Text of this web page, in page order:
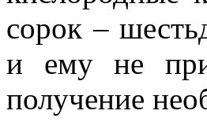
сорок –
и ему не
получение